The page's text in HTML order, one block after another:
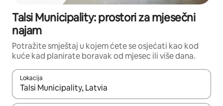
Talsi Municipality: prostori za mjesečni
najam
Potražite smještaj u kojem ćete se osjećati kao kod
kuće kad planirate boravak od mjesec ili više dana.
Lokacija
Kada budu dostupni rezultati, moći ćete ih pregledati